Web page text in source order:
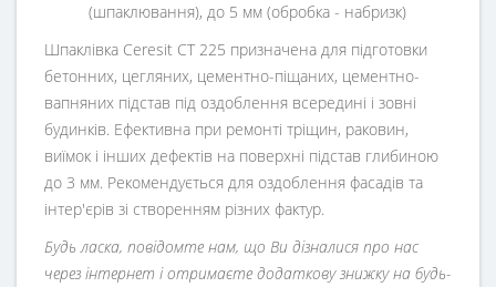
(шпаклювання), до 5 мм (обробка - набризк)
Шпаклівка Ceresit СТ 225 призначена для підготовки
бетонних, цегляних, цементно-піщаних, цементно-
вапняних підстав під оздоблення всередині і зовні
будинків. Ефективна при ремонті тріщин, раковин,
виїмок і інших дефектів на поверхні підстав глибиною
до 3 мм. Рекомендується для оздоблення фасадів та
інтер'єрів зі створенням різних фактур.
Будь ласка, повідомте нам, що Ви дізналися про нас
через інтернет і отримаєте додаткову знижку на будь-